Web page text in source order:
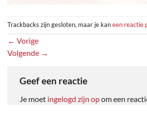
Trackbacks zijn gesloten, maar je kaneen reactie
← Vorige
Volgende →
Geef een reactie
Je moet ingelogd zijn opom een